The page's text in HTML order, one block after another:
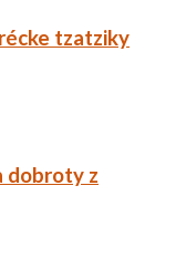
tzatziky
dobroty z